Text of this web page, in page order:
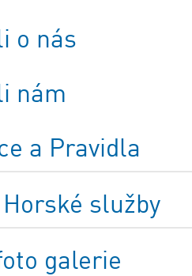
o nás
nám
a Pravidla
služby
galerie